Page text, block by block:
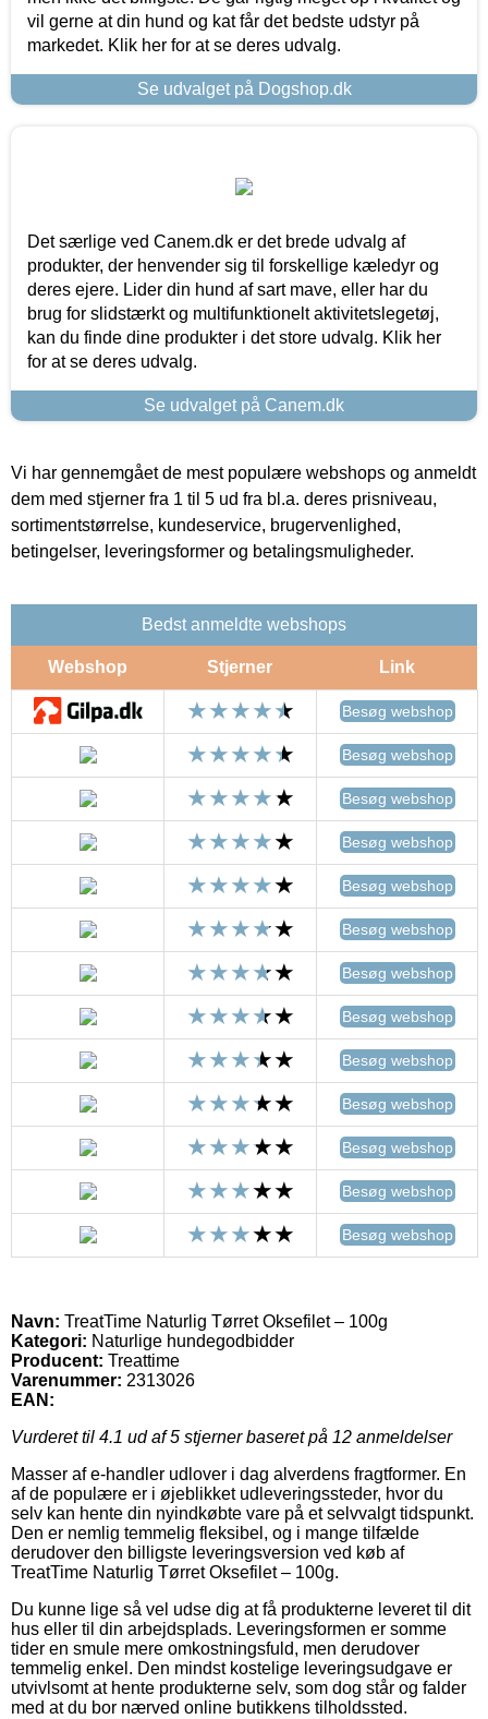
vil gerne at din hund og kat får det bedste udstyr på
markedet. Klik her for at se deres udvalg.
Se udvalget på Dogshop.dk
Det særlige ved Canem.dk er det brede udvalg af
produkter, der henvender sig til forskellige kæledyr og
deres ejere. Lider din hund af sart mave, eller har du
brug for slidstærkt og multifunktionelt aktivitetslegetøj,
kan du finde dine produkter i det store udvalg. Klik her
for at se deres udvalg.
Se udvalget på Canem.dk
Vi har gennemgået de mest populære webshops og anmeldt
dem med stjerner fra 1 til 5 ud fra bl.a. deres prisniveau,
sortimentstørrelse, kundeservice, brugervenlighed,
betingelser, leveringsformer og betalingsmuligheder.
Bedst anmeldte webshops
Webshop Stjerner Link
Besøg webshop
Besøg webshop
Besøg webshop
Besøg webshop
Besøg webshop
Besøg webshop
Besøg webshop
Besøg webshop
Besøg webshop
Besøg webshop
Besøg webshop
Besøg webshop
Besøg webshop
Navn: TreatTime Naturlig Tørret Oksefilet – 100g
Kategori: Naturlige hundegodbidder
Producent: Treattime
Varenummer: 2313026
EAN:
Vurderet til 4.1 ud af 5 stjerner baseret på 12 anmeldelser
Masser af e-handler udlover i dag alverdens fragtformer. En
af de populære er i øjeblikket udleveringssteder, hvor du
selv kan hente din nyindkøbte vare på et selvvalgt tidspunkt.
Den er nemlig temmelig fleksibel, og i mange tilfælde
derudover den billigste leveringsversion ved køb af
TreatTime Naturlig Tørret Oksefilet – 100g.
Du kunne lige så vel udse dig at få produkterne leveret til dit
hus eller til din arbejdsplads. Leveringsformen er somme
tider en smule mere omkostningsfuld, men derudover
temmelig enkel. Den mindst kostelige leveringsudgave er
utvivlsomt at hente produkterne selv, som dog står og falder
med at du bor nærved online butikkens tilholdssted.